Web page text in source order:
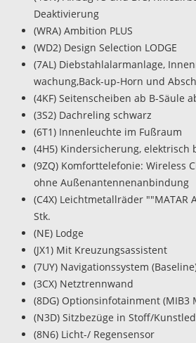
Deaktivierung
(WRA) Ambition PLUS
(WD2) Design Selection LODGE
(7AL) Diebstahlalarmanlage,
wachung,Back-up-Horn und
(4KF) Seitenscheiben ab B-Säule
(3S2) Dachreling schwarz
(6T1) Innenleuchte im Fußraum
(4H5) Kindersicherung, elektrisch
(9ZQ) Komforttelefonie: Wireless
ohne Außenantennenanbindung
(C4X) Leichtmetallräder ""MATAR
Stk.
(NE) Lodge
(JX1) Mit Kreuzungsassistent
(7UY) Navigationssystem
(3CX) Netztrennwand
(8DG) Optionsinfotainment (MIB3
(N3D) Sitzbezüge in Stoff/
(8N6) Licht-/ Regensensor